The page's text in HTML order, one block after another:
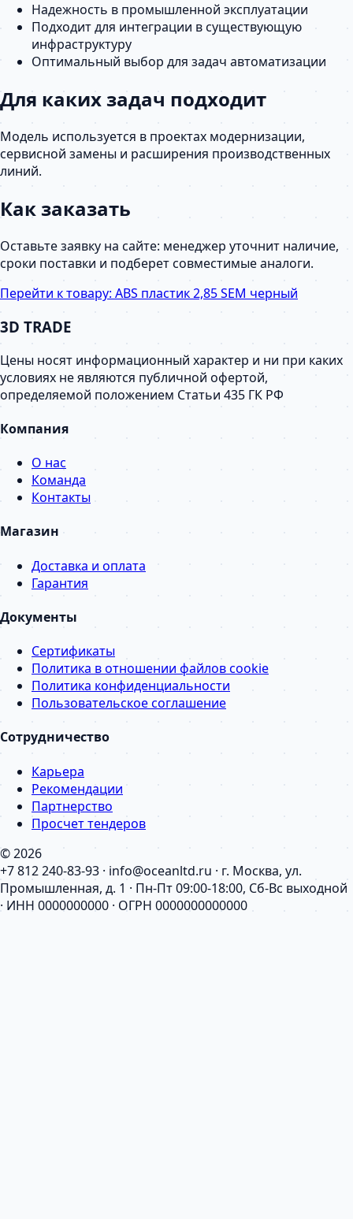
Надежность в промышленной эксплуатации
Подходит для интеграции в существующую
инфраструктуру
Оптимальный выбор для задач автоматизации
Для каких задач подходит
Модель используется в проектах модернизации,
сервисной замены и расширения производственных
линий.
Как заказать
Оставьте заявку на сайте: менеджер уточнит наличие,
сроки поставки и подберет совместимые аналоги.
Перейти к товару: ABS пластик 2,85 SEM черный
3D TRADE
Цены носят информационный характер и ни при каких
условиях не являются публичной офертой,
определяемой положением Статьи 435 ГК РФ
Компания
О нас
Команда
Контакты
Магазин
Доставка и оплата
Гарантия
Документы
Сертификаты
Политика в отношении файлов cookie
Политика конфиденциальности
Пользовательское соглашение
Сотрудничество
Карьера
Рекомендации
Партнерство
Просчет тендеров
© 2026
+7 812 240-83-93 · info@oceanltd.ru · г. Москва, ул.
Промышленная, д. 1 · Пн-Пт 09:00-18:00, Сб-Вс выходной
· ИНН 0000000000 · ОГРН 0000000000000